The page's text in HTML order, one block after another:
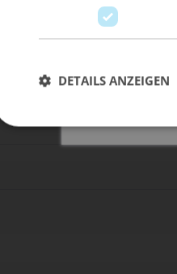
Terra H40 - 2024
DETAILS ANZEIGEN